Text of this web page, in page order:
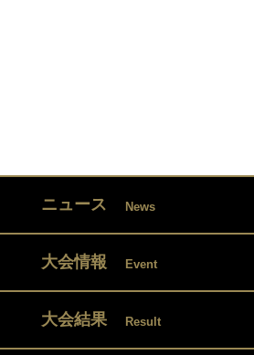
ニュース News
大会情報 Event
大会結果 Result